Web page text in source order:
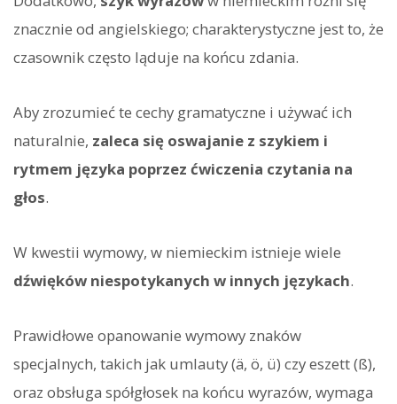
znacznie od angielskiego; charakterystyczne jest to, że
czasownik często ląduje na końcu zdania.
Aby zrozumieć te cechy gramatyczne i używać ich
naturalnie, zaleca się oswajanie z szykiem i
rytmem języka poprzez ćwiczenia czytania na
głos.
W kwestii wymowy, w niemieckim istnieje wiele
dźwięków niespotykanych w innych językach.
Prawidłowe opanowanie wymowy znaków
specjalnych, takich jak umlauty (ä, ö, ü) czy eszett (ß),
oraz obsługa spółgłosek na końcu wyrazów, wymaga